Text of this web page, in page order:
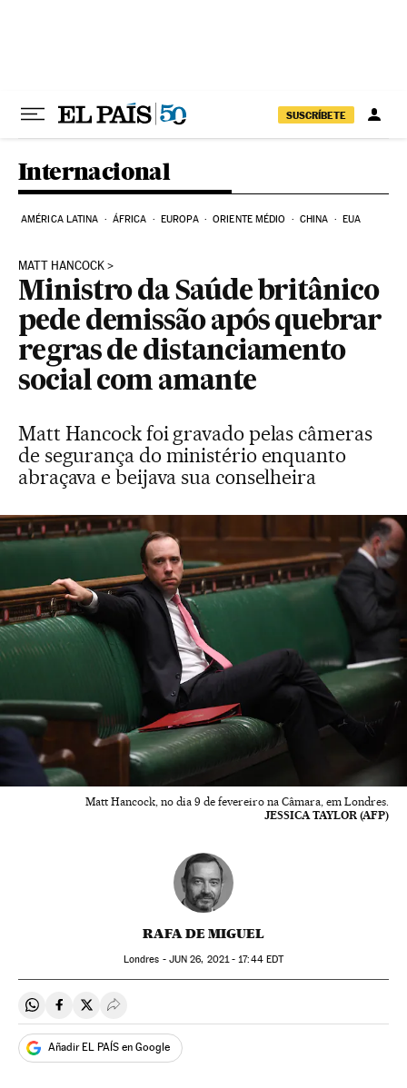
SUSCRÍBETE
Internacional
AMÉRICA LATINA ÁFRICA EUROPA ORIENTE MÉDIO CHINA EUA
MATT HANCOCK
Ministro da Saúde britânico
pede demissão após quebrar
regras de distanciamento
social com amante
Matt Hancock foi gravado pelas câmeras
de segurança do ministério enquanto
abraçava e beijava sua conselheira
Matt Hancock, no dia 9 de fevereiro na Câmara, em Londres.
JESSICA TAYLOR (AFP)
RAFA DE MIGUEL
Londres - JUN 26, 2021 - 17:44EDT
Compartir en Whatsapp
Compartir en Facebook
Compartir en Twitter
Desplegar Redes Sociales
Añadir EL PAÍS en Google